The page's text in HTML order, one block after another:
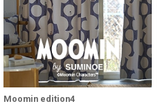
Moomin edition4